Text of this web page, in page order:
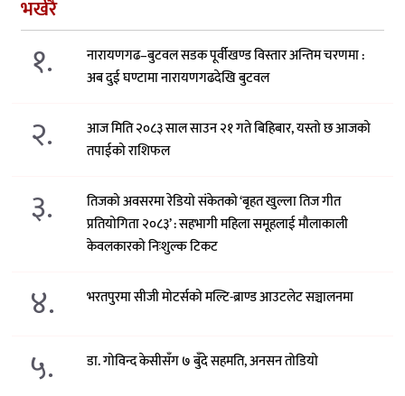
भर्खरै
१.
नारायणगढ–बुटवल सडक पूर्वीखण्ड विस्तार अन्तिम चरणमा :
अब दुई घण्टामा नारायणगढदेखि बुटवल
२.
आज मिति २०८३ साल साउन २१ गते बिहिबार, यस्तो छ आजको
तपाईको राशिफल
३.
तिजको अवसरमा रेडियो संकेतको ‘बृहत खुल्ला तिज गीत
प्रतियोगिता २०८३’ : सहभागी महिला समूहलाई मौलाकाली
केवलकारको निःशुल्क टिकट
४. भरतपुरमा सीजी मोटर्सको मल्टि-ब्राण्ड आउटलेट सञ्चालनमा
५. डा. गोविन्द केसीसँग ७ बुँदे सहमति, अनसन तोडियो